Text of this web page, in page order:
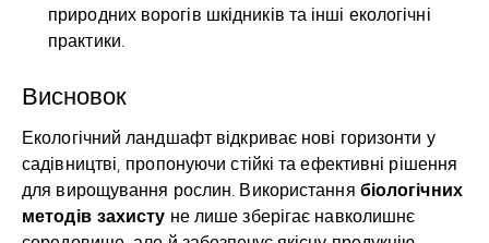
природних ворогів шкідників та інші екологічні
практики.
Висновок
Екологічний ландшафт відкриває нові горизонти у
садівництві, пропонуючи стійкі та ефективні рішення
для вирощування рослин. Використання біологічних
методів захисту не лише зберігає навколишнє